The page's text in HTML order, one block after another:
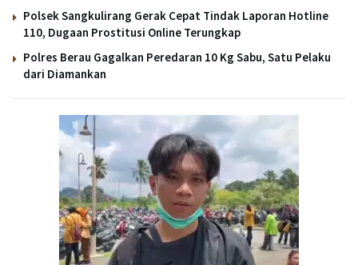
Polsek Sangkulirang Gerak Cepat Tindak Laporan Hotline
110, Dugaan Prostitusi Online Terungkap
Polres Berau Gagalkan Peredaran 10 Kg Sabu, Satu Pelaku
dari Diamankan